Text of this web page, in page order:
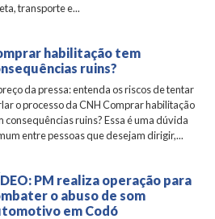
transporte e...
habilitação tem
ruins?
da pressa: entenda os riscos de tentar
o processo da CNH Comprar habilitação
consequências ruins? Essa é uma dúvida
entre pessoas que desejam dirigir,...
PM realiza operação para
o abuso de som
em Codó